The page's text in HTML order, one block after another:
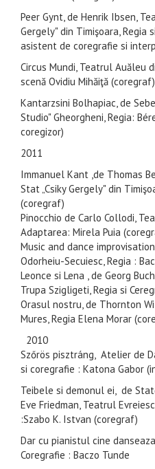
Peer Gynt, de Henrik Ibsen,
Gergely" din Timişoara, Regia
asistent de coregrafie si
Circus Mundi, Teatrul Auăleu
scenă Ovidiu Mihăiţă (coregraf)
Kantarzsini Bolhapiac, de
Studio" Gheorgheni, Regia:
coregizor)
2011
Immanuel Kant ,de Thomas
Stat „Csiky Gergely" din
(coregraf)
Pinocchio de Carlo Collodi,
Adaptarea: Mirela Puia
Music and dance
Odorheiu-Secuiesc, Regia :
Leonce si Lena , de Georg
Trupa Szigligeti, Regia si
Orasul nostru, de Thornton
Mures, Regia Elena Morar
2010
Szőrös pisztráng, Atelier de
si coregrafie : Katona Gabor
Teibele si demonul ei, de
Eve Friedman, Teatrul
:Szabo K. Istvan (coregraf)
Dar cu pianistul cine
Coregrafie : Baczo Tunde